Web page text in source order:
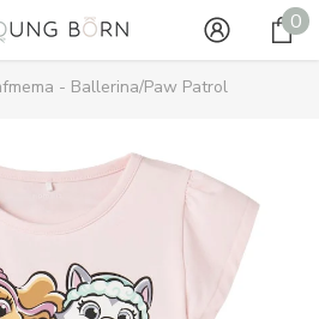
00
- Ballerina/Paw Patrol